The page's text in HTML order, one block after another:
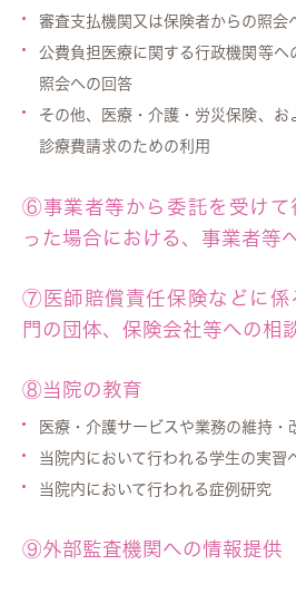
審査支払機関又は保険者からの照会
公費負担医療に関する行政機関等へ
照会への回答
その他、医療・介護・労災保険、お
診療費請求のための利用
⑥事業者等から委託を受けて
った場合における、事業者等
⑦医師賠償責任保険などに係
門の団体、保険会社等への相
⑧当院の教育
医療・介護サービスや業務の維持・
当院内において行われる学生の実習
当院内において行われる症例研究
⑨外部監査機関への情報提供